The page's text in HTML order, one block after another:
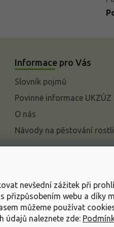
nevšední zážitek při
přizpůsobením webu a díky
můžeme používat
údajů naleznete zde:
Informace pro Vás
Slovník pojmů
Povinné informace UKZÚZ
O nás
Návody na pěstování